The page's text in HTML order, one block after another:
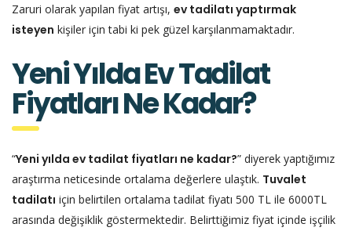
Zaruri olarak yapılan fiyat artışı, ev tadilatı yaptırmak
isteyen kişiler için tabi ki pek güzel karşılanmamaktadır.
Yeni Yılda Ev Tadilat
Fiyatları Ne Kadar?
“Yeni yılda ev tadilat fiyatları ne kadar?” diyerek yaptığımız
araştırma neticesinde ortalama değerlere ulaştık. Tuvalet
tadilatı için belirtilen ortalama tadilat fiyatı 500 TL ile 6000TL
arasında değişiklik göstermektedir. Belirttiğimiz fiyat içinde işçilik